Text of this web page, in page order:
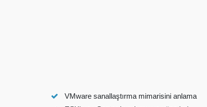
VMware sanallaştırma mimarisini anlama